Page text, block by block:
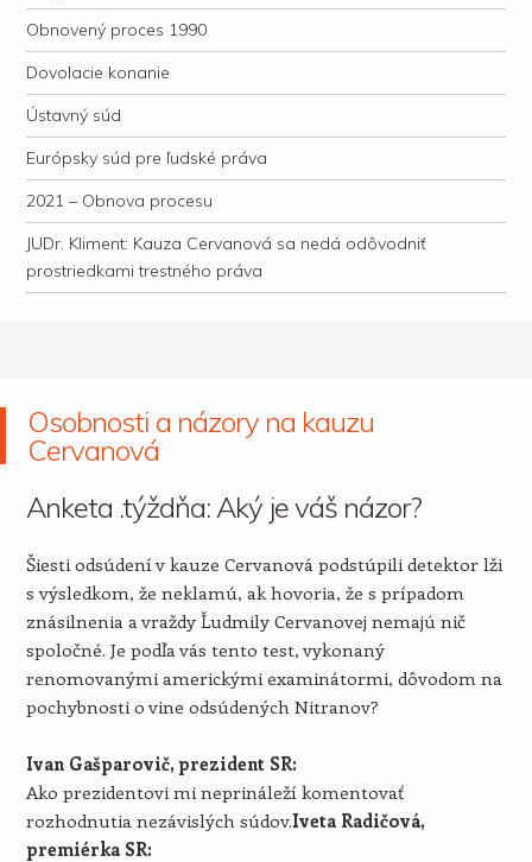
Obnovený proces 1990
Dovolacie konanie
Ústavný súd
Európsky súd pre ľudské práva
2021 – Obnova procesu
JUDr. Kliment: Kauza Cervanová sa nedá odôvodniť
prostriedkami trestného práva
Osobnosti a názory na kauzu
Cervanová
Anketa .týždňa: Aký je váš názor?
Šiesti odsúdení v kauze Cervanová podstúpili detektor lži
s výsledkom, že neklamú, ak hovoria, že s prípadom
znásilnenia a vraždy Ľudmily Cervanovej nemajú nič
spoločné. Je podľa vás tento test, vykonaný
renomovanými americkými examinátormi, dôvodom na
pochybnosti o vine odsúdených Nitranov?
Ivan Gašparovič, prezident SR:
Ako prezidentovi mi neprináleží komentovať
rozhodnutia nezávislých súdov.Iveta Radičová,
premiérka SR: